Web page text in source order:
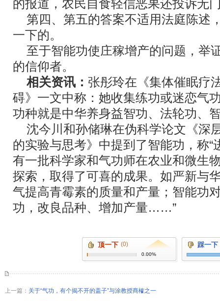
的报道，农民自食轻信恶果还投诉无
第四、第五的答案不适用法庭陈述
一下的。
至于智能功使庄稼增产的问题，举
的信仰者。
相关资讯： 张彤玲在《集体催眠疗
碍》一文中称：她收集练功或迷恋气
功种就是中华养身益智功、法轮功、
沈今川和孙储琳在伪科学论文《深
的实验与思考》中提到了智能功，称“
有一批科学家和气功师在农业和微生
探索，取得了可喜的成果。如严新与
气提高青霉素的质量和产量；智能功
功，改良品种、增加产量……”
顶一下 (0)
0.00%
踩一下
上一篇： 关于“气功，有个揭不开的盖子”与涂教授商榷之一